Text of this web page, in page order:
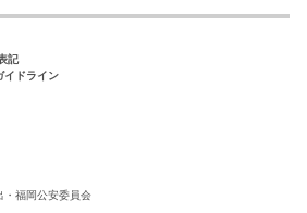
記
イドライン
・福岡公安委員会